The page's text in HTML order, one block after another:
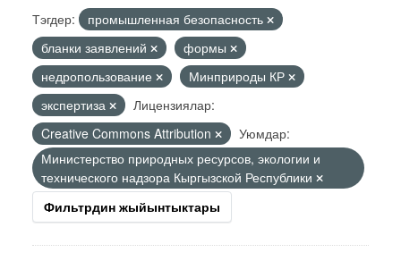
Тэгдер:
промышленная безопасность
бланки заявлений
формы
недропользование
Минприроды КР
экспертиза
Лицензиялар:
Creative Commons Attribution
Уюмдар:
Министерство природных ресурсов, экологии и
технического надзора Кыргызской Республики
Фильтрдин жыйынтыктары